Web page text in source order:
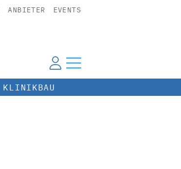
ANBIETER EVENTS
KLINIKBAU